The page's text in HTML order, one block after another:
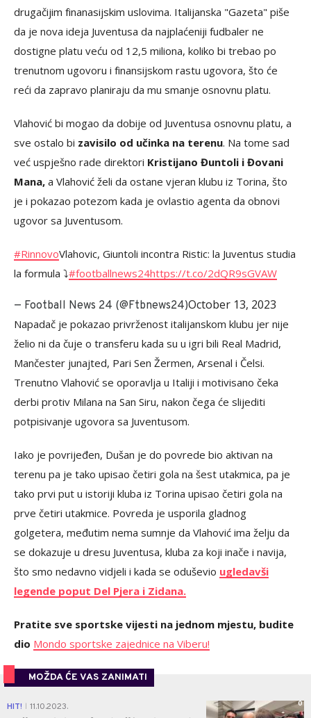
drugačijim finanasijskim uslovima. Italijanska "Gazeta" piše
da je nova ideja Juventusa da najplaćeniji fudbaler ne
dostigne platu veću od 12,5 miliona, koliko bi trebao po
trenutnom ugovoru i finansijskom rastu ugovora, što će
reći da zapravo planiraju da mu smanje osnovnu platu.
Vlahović bi mogao da dobije od Juventusa osnovnu platu, a
sve ostalo bi zavisilo od učinka na terenu. Na tome sad
već uspješno rade direktori Kristijano Đuntoli i Đovani
Mana, a Vlahović želi da ostane vjeran klubu iz Torina, što
je i pokazao potezom kada je ovlastio agenta da obnovi
ugovor sa Juventusom.
#RinnovoVlahovic, Giuntoli incontra Ristic: la Juventus studia
la formula ⤵️#footballnews24https://t.co/2dQR9sGVAW
— Football News 24 (@Ftbnews24)October 13, 2023
Napadač je pokazao privrženost italijanskom klubu jer nije
želio ni da čuje o transferu kada su u igri bili Real Madrid,
Mančester junajted, Pari Sen Žermen, Arsenal i Čelsi.
Trenutno Vlahović se oporavlja u Italiji i motivisano čeka
derbi protiv Milana na San Siru, nakon čega će slijediti
potpisivanje ugovora sa Juventusom.
Iako je povrijeđen, Dušan je do povrede bio aktivan na
terenu pa je tako upisao četiri gola na šest utakmica, pa je
tako prvi put u istoriji kluba iz Torina upisao četiri gola na
prve četiri utakmice. Povreda je usporila gladnog
golgetera, međutim nema sumnje da Vlahović ima želju da
se dokazuje u dresu Juventusa, kluba za koji inače i navija,
što smo nedavno vidjeli i kada se oduševio ugledavši
legende poput Del Pjera i Zidana.
Pratite sve sportske vijesti na jednom mjestu, budite
dio Mondo sportske zajednice na Viberu!
MOŽDA ĆE VAS ZANIMATI
HIT! 11.10.2023. 0